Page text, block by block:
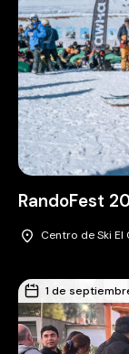
RandoFest
Centro de Ski
1 de